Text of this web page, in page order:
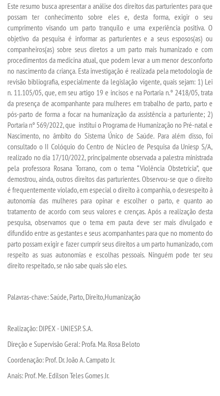
Este resumo busca apresentar a análise dos direitos das parturientes para que
possam ter conhecimento sobre eles e, desta forma, exigir o seu
cumprimento visando um parto tranquilo e uma experiência positiva. O
objetivo da pesquisa é informar as parturientes e a seus esposos(as) ou
companheiros(as) sobre seus diretos a um parto mais humanizado e com
procedimentos da medicina atual, que podem levar a um menor desconforto
no nascimento da criança. Esta investigação é realizada pela metodologia de
revisão bibliografia, especialmente da legislação vigente, quais sejam: 1) Lei
n. 11.105/05, que, em seu artigo 19 e incisos e na Portaria n.º 2418/05, trata
da presença de acompanhante para mulheres em trabalho de parto, parto e
pós-parto de forma a focar na humanização da assistência a parturiente; 2)
Portaria nº 569/2022, que institui o Programa de Humanização no Pré-natal e
Nascimento, no âmbito do Sistema Único de Saúde. Para além disso, foi
consultado o II Colóquio do Centro de Núcleo de Pesquisa da Uniesp S/A,
realizado no dia 17/10/2022, principalmente observada a palestra ministrada
pela professora Rosana Torrano, com o tema “Violência Obstetrícia”, que
demostrou, ainda, outros direitos das parturientes. Observou-se que o direito
é frequentemente violado, em especial o direito à companhia, o desrespeito à
autonomia das mulheres para opinar e escolher o parto, e quanto ao
tratamento de acordo com seus valores e crenças. Após a realização desta
pesquisa, observamos que o tema em pauta deve ser mais divulgado e
difundido entre as gestantes e seus acompanhantes para que no momento do
parto possam exigir e fazer cumprir seus direitos a um parto humanizado, com
respeito as suas autonomias e escolhas pessoais. Ninguém pode ter seu
direito respeitado, se não sabe quais são eles.
Palavras-chave: Saúde, Parto, Direito,Humanização
Realização: DIPEX- UNIESP. S.A.
Direção e Supervisão Geral: Profa. Ma. Rosa Beloto
Coordenação: Prof. Dr. João A. Campato Jr.
Anais: Prof. Me. Edilson Teles Gomes Jr.